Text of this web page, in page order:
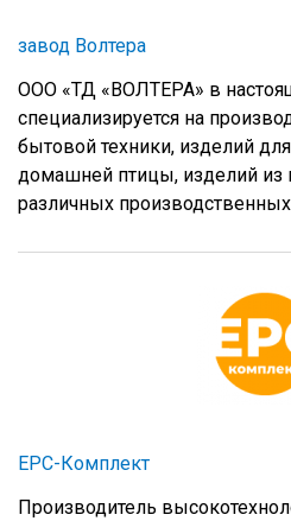
завод Волтера
ООО «ТД «ВОЛТЕРА» в
специализируется на
бытовой техники, изделий
домашней птицы, изделий из
различных
ЕРС-Комплект
Производитель